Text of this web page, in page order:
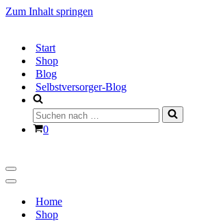
Zum Inhalt springen
Start
Shop
Blog
Selbstversorger-Blog
Suchen
nach …
Warenkorb
0
Navigationsmenü
Navigationsmenü
Home
Shop